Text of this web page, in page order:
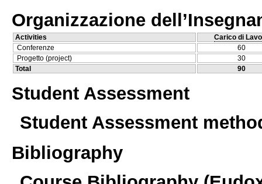
Organizzazione
Activities
Carico di
Conferenze
60
Progetto (project)
30
Total
90
Student Assessment
Student Assessment
Bibliography